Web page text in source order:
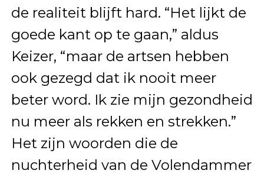
de realiteit blijft hard. “Het lijkt de
goede kant op te gaan,” aldus
Keizer, “maar de artsen hebben
ook gezegd dat ik nooit meer
beter word. Ik zie mijn gezondheid
nu meer als rekken en strekken.”
Het zijn woorden die de
nuchterheid van de Volendammer